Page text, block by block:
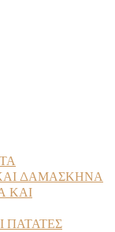
ΔΑΜΑΣΚΗΝΑ
ΚΑΙ
ΠΑΤΑΤΕΣ